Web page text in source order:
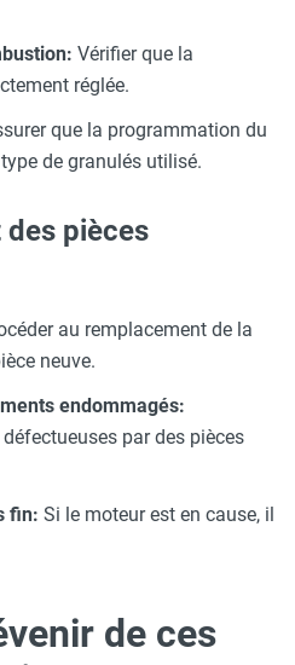
Vérifier que la
réglée.
que la programmation du
de granulés utilisé.
des pièces
au remplacement de la
neuve.
endommagés:
par des pièces
fin: Si le moteur est en cause, il
de ces